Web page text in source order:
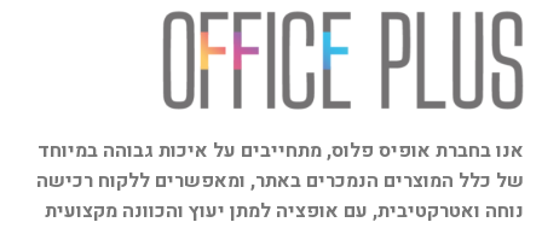
אנו בחברת אופיס פלוס, מתחייבים על איכות גבוהה במיוחד
של כלל המוצרים הנמכרים באתר, ומאפשרים ללקוח רכישה
נוחה ואטרקטיבית, עם אופציה למתן יעוץ והכוונה מקצועית